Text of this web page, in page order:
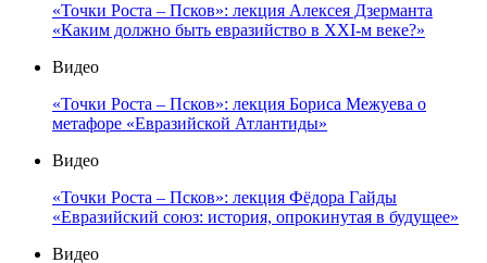
«Точки Роста – Псков»: лекция Алексея Дзерманта
«Каким должно быть евразийство в XXI-м веке?»
Видео
«Точки Роста – Псков»: лекция Бориса Межуева о
метафоре «Евразийской Атлантиды»
Видео
«Точки Роста – Псков»: лекция Фёдора Гайды
«Евразийский союз: история, опрокинутая в будущее»
Видео